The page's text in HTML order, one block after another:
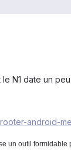
N1 date un
android-
un outil formidable